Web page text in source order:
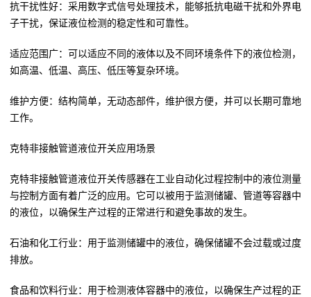
抗干扰性好：采用数字式信号处理技术，能够抵抗电磁干扰和外界电
子干扰，保证液位检测的稳定性和可靠性。
适应范围广：可以适应不同的液体以及不同环境条件下的液位检测，
如高温、低温、高压、低压等复杂环境。
维护方便：结构简单，无动态部件，维护很方便，并可以长期可靠地
工作。
克特非接触管道液位开关应用场景
克特非接触管道液位开关传感器在工业自动化过程控制中的液位测量
与控制方面有着广泛的应用。它可以被用于监测储罐、管道等容器中
的液位，以确保生产过程的正常进行和避免事故的发生。
石油和化工行业：用于监测储罐中的液位，确保储罐不会过载或过度
排放。
食品和饮料行业：用于检测液体容器中的液位，以确保生产过程的正